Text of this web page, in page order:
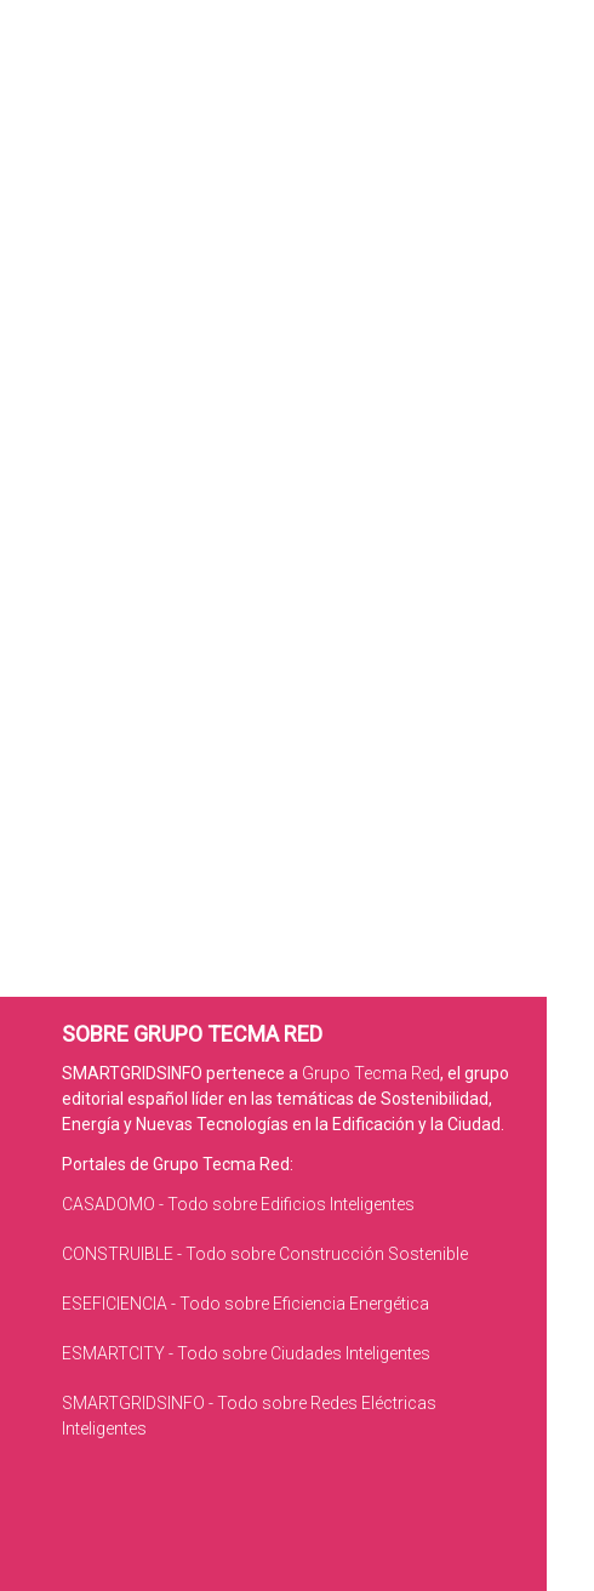
SOBRE GRUPO TECMA RED
SMARTGRIDSINFO pertenece a Grupo Tecma Red, el grupo
editorial español líder en las temáticas de Sostenibilidad,
Energía y Nuevas Tecnologías en la Edificación y la Ciudad.
Portales de Grupo Tecma Red:
CASADOMO - Todo sobre Edificios Inteligentes
CONSTRUIBLE - Todo sobre Construcción Sostenible
ESEFICIENCIA - Todo sobre Eficiencia Energética
ESMARTCITY - Todo sobre Ciudades Inteligentes
SMARTGRIDSINFO - Todo sobre Redes Eléctricas
Inteligentes